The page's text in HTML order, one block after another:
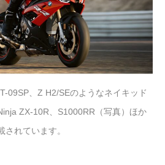
09SP、Z H2/SEのようなネイキッド
ZX-10R、S1000RR（写真）ほか
されています。